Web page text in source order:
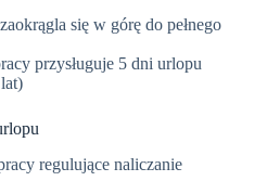
się w górę do pełnego
przysługuje 5 dni urlopu
regulujące naliczanie